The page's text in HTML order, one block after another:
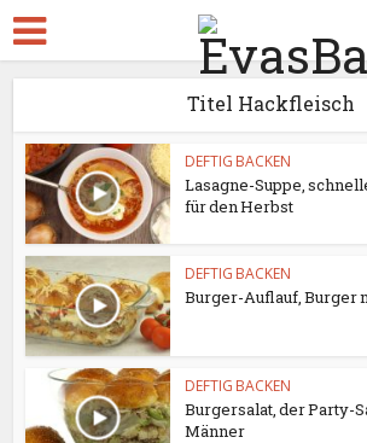
Titel Hackfleisch
DEFTIG BACKEN
Lasagne-Suppe,
für den Herbst
DEFTIG BACKEN
Burger-Auflauf, Burger
DEFTIG BACKEN
Burgersalat, der Party-
Männer